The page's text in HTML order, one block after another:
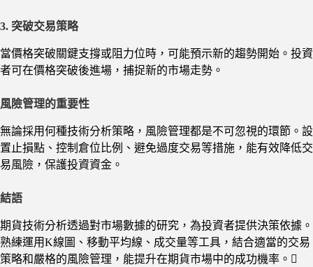
3. 突破交易策略
當價格突破關鍵支撐或阻力位時，可能預示新的趨勢開始。投資
者可在價格突破後進場，捕捉新的市場走勢。
風險管理的重要性
無論採用何種技術分析策略，風險管理都是不可忽視的環節。設
置止損點、控制倉位比例、避免過度交易等措施，能有效降低交
易風險，保護投資資金。
結語
期貨技術分析透過對市場數據的研究，為投資者提供決策依據。
熟練運用K線圖、移動平均線、成交量等工具，結合適當的交易
策略和嚴格的風險管理，能提升在期貨市場中的成功機率。